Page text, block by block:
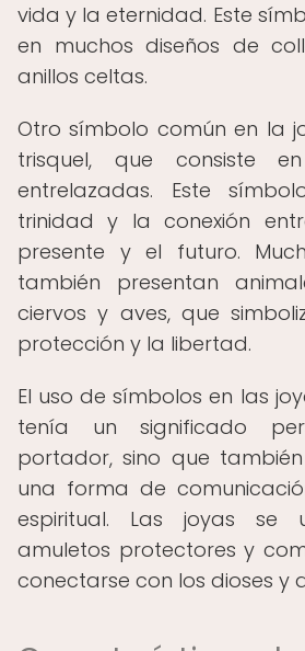
vida y la eternidad. Este
en muchos diseños de
anillos celtas.
Otro símbolo común en la
trisquel, que consiste
entrelazadas. Este
trinidad y la conexión
presente y el futuro.
también presentan
ciervos y aves, que
protección y la libertad.
El uso de símbolos en las
tenía un significado
portador, sino que
una forma de
espiritual. Las joyas se
amuletos protectores y
conectarse con los dioses y